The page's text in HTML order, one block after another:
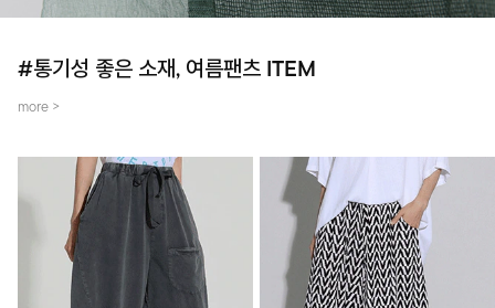
#통기성 좋은 소재, 여름팬츠 ITEM
more >